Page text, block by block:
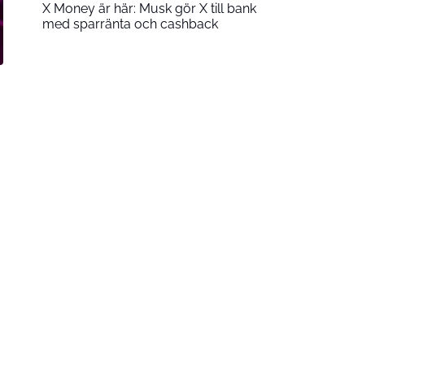
X Money är här: Musk gör X till bank
med sparränta och cashback